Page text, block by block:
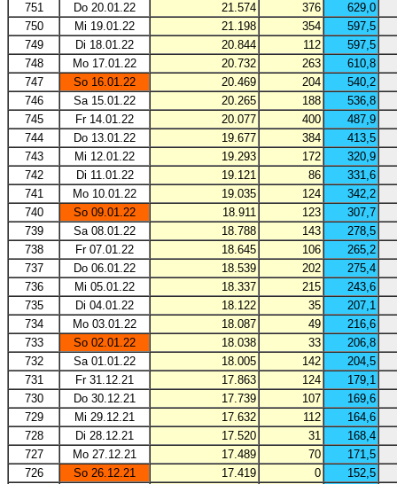
751
Do 20.01.22 21.574 376
629,0
750
Mi 19.01.22 21.198 354
597,5
749
Di 18.01.22 20.844 112
597,5
748
Mo 17.01.22 20.732 263
610,8
747
So 16.01.22 20.469 204
540,2
746
Sa 15.01.22 20.265 188
536,8
745
Fr 14.01.22 20.077 400
487,9
744
Do 13.01.22 19.677 384
413,5
743
Mi 12.01.22 19.293 172
320,9
742
Di 11.01.22 19.121 86
331,6
741
Mo 10.01.22 19.035 124
342,2
740
So 09.01.22 18.911 123
307,7
739
Sa 08.01.22 18.788 143
278,5
738
Fr 07.01.22 18.645 106
265,2
737
Do 06.01.22 18.539 202
275,4
736
Mi 05.01.22 18.337 215
243,6
735
Di 04.01.22 18.122 35
207,1
734
Mo 03.01.22 18.087 49
216,6
733
So 02.01.22 18.038 33
206,8
732
Sa 01.01.22 18.005 142
204,5
731
Fr 31.12.21 17.863 124
179,1
730
Do 30.12.21 17.739 107
169,6
729
Mi 29.12.21 17.632 112
164,6
728
Di 28.12.21 17.520 31
168,4
727
Mo 27.12.21 17.489 70
171,5
726
So 26.12.21 17.419 0
152,5